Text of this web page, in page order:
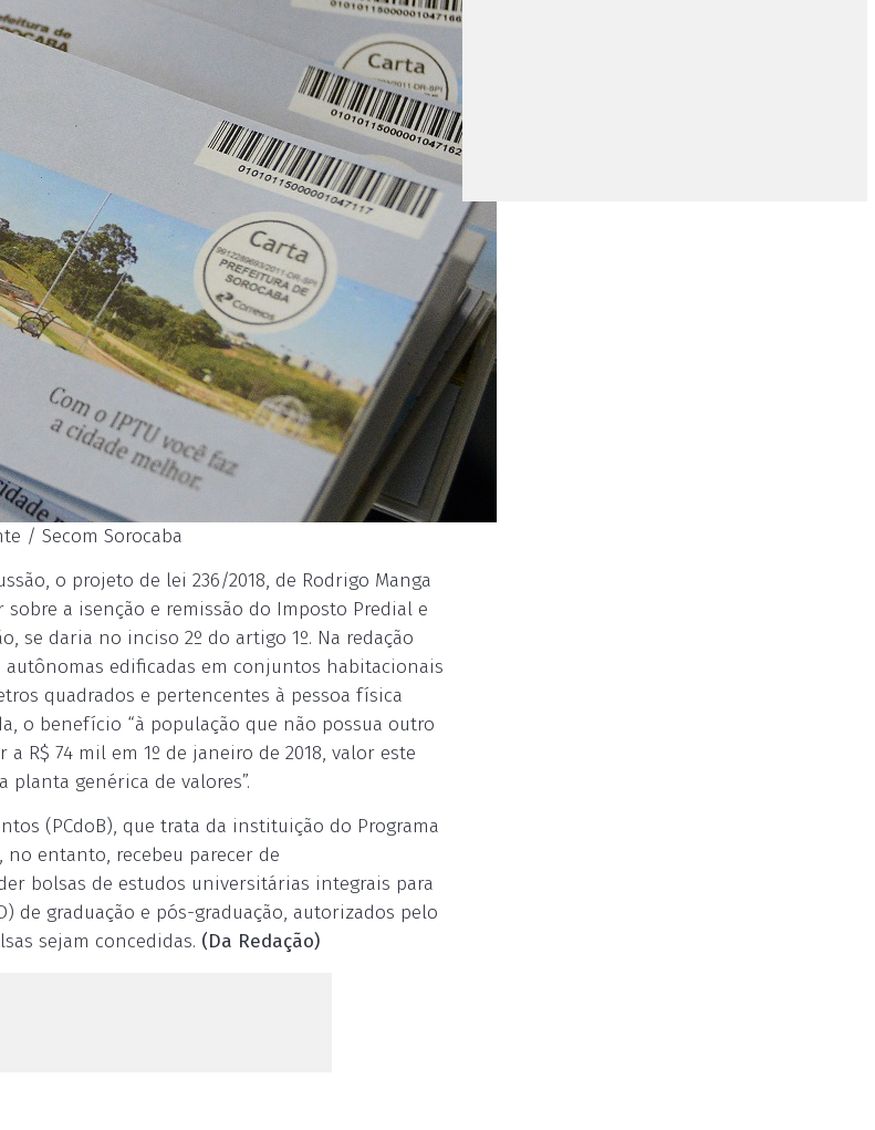
/ Secom Sorocaba
o projeto de lei 236/2018, de Rodrigo Manga
sobre a isenção e remissão do Imposto Predial e
se daria no inciso 2º do artigo 1º. Na redação
edificadas em conjuntos habitacionais
quadrados e pertencentes à pessoa física
o benefício “à população que não possua outro
74 mil em 1º de janeiro de 2018, valor este
genérica de valores”.
(PCdoB), que trata da instituição do Programa
no entanto, recebeu parecer de
bolsas de estudos universitárias integrais para
de graduação e pós-graduação, autorizados pelo
sejam concedidas. (Da Redação)